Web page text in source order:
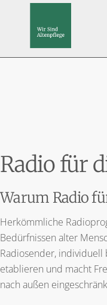
Radio für
Warum Radio
Herkömmliche
Bedürfnissen alter
Radiosender, individuell
etablieren und macht
nach außen